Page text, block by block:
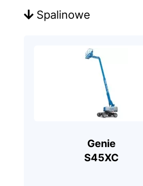
Spalinowe
Genie
S45XC